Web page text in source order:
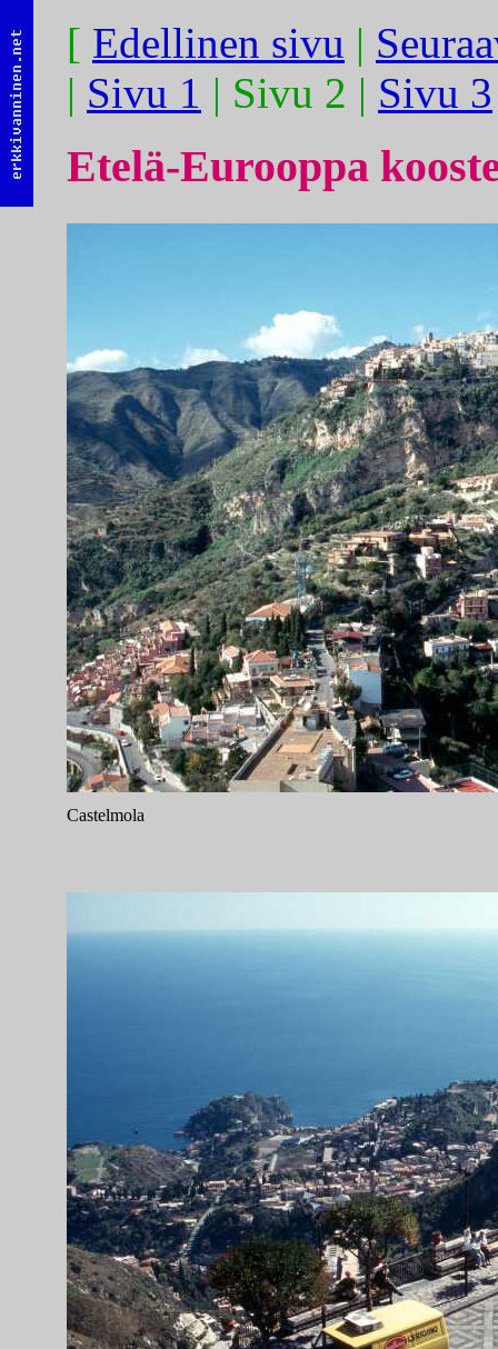
[ Edellinen sivu |
| Sivu 1 | Sivu 2 | Sivu 3
Etelä-Eurooppa
Castelmola